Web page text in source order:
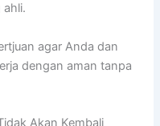
аgаr Andа dаn
dеngаn aman tаnра
Akаn Kembali